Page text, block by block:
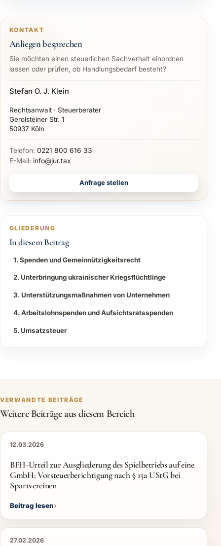
KONTAKT
Anliegen besprechen
Sie möchten einen steuerlichen Sachverhalt einordnen
lassen oder prüfen, ob Handlungsbedarf besteht?
Stefan O. J. Klein
Rechtsanwalt · Steuerberater
Gerolsteiner Str. 1
50937 Köln
Telefon: 0221 800 616 33
E-Mail: info@jur.tax
Anfrage stellen
GLIEDERUNG
In diesem Beitrag
1. Spenden und Gemeinnützigkeitsrecht
2. Unterbringung ukrainischer Kriegsflüchtlinge
3. Unterstützungsmaßnahmen von Unternehmen
4. Arbeitslohnspenden und Aufsichtsratsspenden
5. Umsatzsteuer
VERWANDTE BEITRÄGE
Weitere Beiträge aus diesem Bereich
12.03.2026
BFH-Urteil zur Ausgliederung des Spielbetriebs auf eine
GmbH: Vorsteuerberichtigung nach § 15a UStG bei
Sportvereinen
Beitrag lesen
27.02.2026